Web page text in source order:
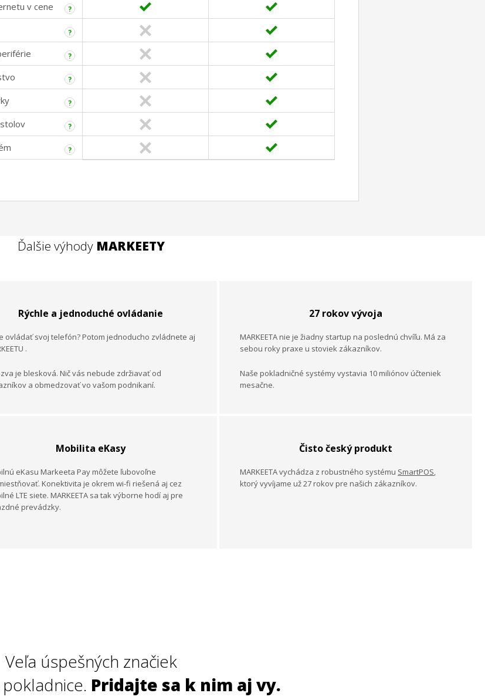
v cene ?
?
?
?
?
?
?
Ďalšie výhody MARKEETY
Rýchle a jednoduché ovládanie
ovládať svoj telefón? Potom jednoducho zvládnete aj
.
je blesková. Nič vás nebude zdržiavať od
a obmedzovať vo vašom podnikaní.
27 rokov vývoja
MARKEETA nie je žiadny startup na poslednú chvíľu. Má za
sebou roky praxe u stoviek zákazníkov.
Naše pokladničné systémy vystavia 10 miliónov účteniek
mesačne.
Mobilita eKasy
eKasu Markeeta Pay môžete ľubovoľne
Konektivita je okrem wi-fi riešená aj cez
LTE siete. MARKEETA sa tak výborne hodí aj pre
prevádzky.
Čisto český produkt
MARKEETAvychádza z robustného systému SmartPOS,
ktorý vyvíjame už 27 rokov pre našich zákazníkov.
Veľa úspešných značiek
Pridajte sa k nim aj vy.